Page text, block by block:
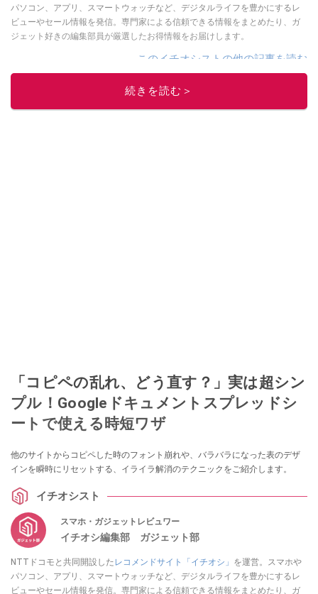
パソコン、アプリ、スマートウォッチなど、デジタルライフを豊かにするレ
ビューやセール情報を発信。専門家による信頼できる情報をまとめたり、ガ
ジェット好きの編集部員が厳選したお得情報をお届けします。
このイチオシストの他の記事を読む
続きを読む＞
「コピペの乱れ、どう直す？」実は超シン
プル！Googleドキュメントスプレッドシ
ートで使える時短ワザ
他のサイトからコピペした時のフォント崩れや、バラバラになった表のデザ
インを瞬時にリセットする、イライラ解消のテクニックをご紹介します。
イチオシスト
スマホ・ガジェットレビュワー
イチオシ編集部 ガジェット部
NTTドコモと共同開設した レコメンドサイト「イチオシ」 を運営。スマホや
パソコン、アプリ、スマートウォッチなど、デジタルライフを豊かにするレ
ビューやセール情報を発信。専門家による信頼できる情報をまとめたり、ガ